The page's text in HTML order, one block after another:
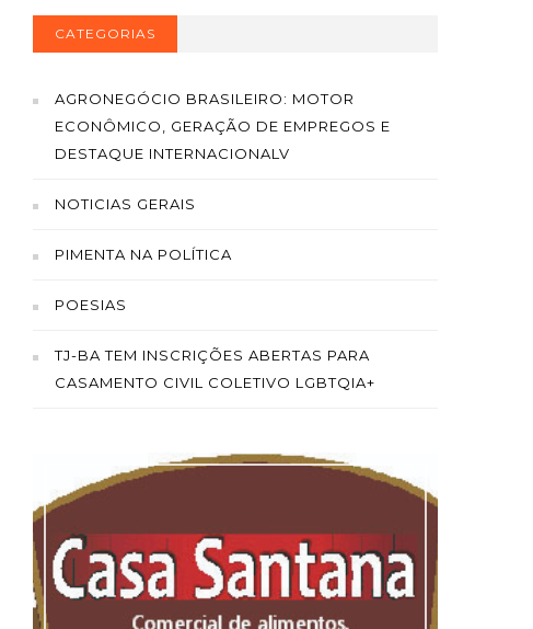
CATEGORIAS
AGRONEGÓCIO BRASILEIRO: MOTOR
ECONÔMICO, GERAÇÃO DE EMPREGOS E
DESTAQUE INTERNACIONALV
NOTICIAS GERAIS
PIMENTA NA POLÍTICA
POESIAS
TJ-BA TEM INSCRIÇÕES ABERTAS PARA
CASAMENTO CIVIL COLETIVO LGBTQIA+